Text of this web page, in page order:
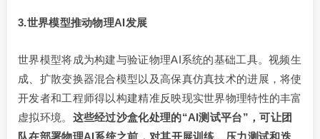
3.世界模型推动物理AI发展
世界模型将成为构建与验证物理AI系统的基础工具。视频生
成、扩散变换器混合模型以及高保真仿真技术的进展，将使
开发者和工程师得以构建精准反映现实世界物理特性的丰富
虚拟环境。 这些经过沙盒化处理的“AI测试平台”，可让团
队在部署物理AI系统之前，对其开展训练、压力测试和迭